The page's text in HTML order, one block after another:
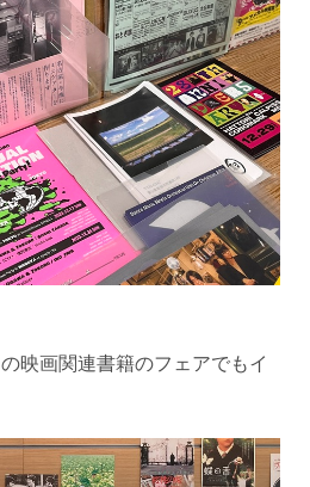
の映画関連書籍のフェアでもイ